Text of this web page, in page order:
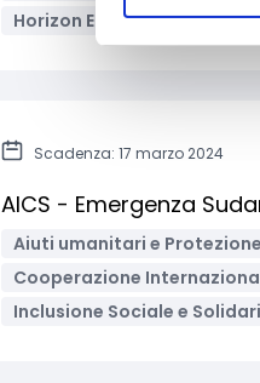
Horizon Europe
Scadenza: 17 marzo 2024
AICS - Emergenza
Aiuti umanitari e
Cooperazione
Inclusione Sociale e